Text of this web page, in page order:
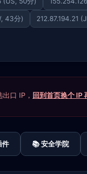
43分) 212.87.194.21
口 IP， 回到首页换个 IP
件 📚 安全学院